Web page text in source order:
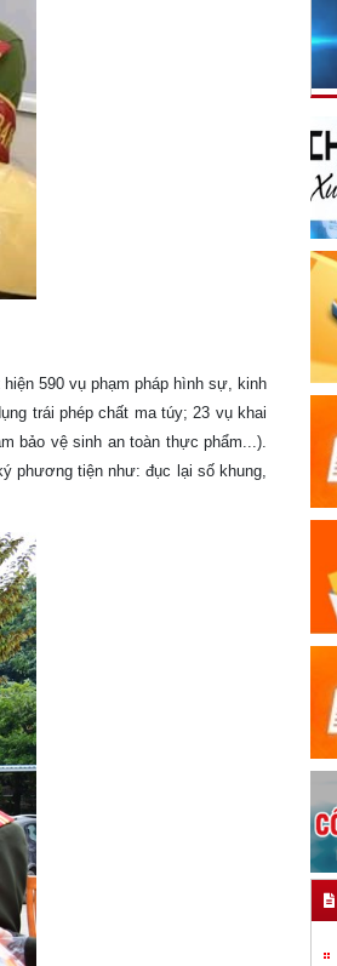
590 vụ phạm pháp hình sự, kinh
trái phép chất ma túy; 23 vụ khai
bảo vệ sinh an toàn thực phẩm...).
phương tiện như: đục lại số khung,